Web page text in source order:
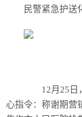
民警紧急护送
12月25日，
心指令：称谢期营